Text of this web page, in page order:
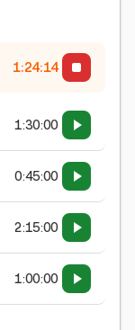
1:24:15
1:30:00
0:45:00
2:15:00
1:00:00